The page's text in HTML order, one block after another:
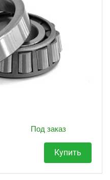
Под заказ
Купить